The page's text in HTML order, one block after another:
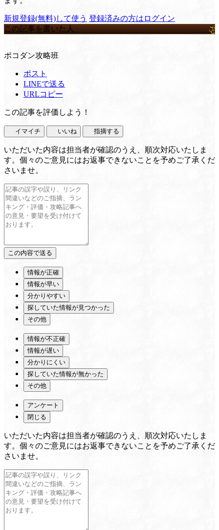
新規登録(無料)して使う 登録済みの方はログイン
この記事を書いた人
ポコダン攻略班
ポスト
LINEで送る
URLコピー
この記事を評価しよう！
イマイチ いいね 指摘する
いただいた内容は担当者が確認のうえ、順次対応いたしま
す。個々のご意見にはお返事できないことを予めご了承くだ
さいませ。
情報が正確
情報が早い
分かりやすい
探していた情報が見つかった
その他
情報が不正確
情報が遅い
分かりにくい
探していた情報が無かった
その他
アンケート
閉じる
いただいた内容は担当者が確認のうえ、順次対応いたしま
す。個々のご意見にはお返事できないことを予めご了承くだ
さいませ。